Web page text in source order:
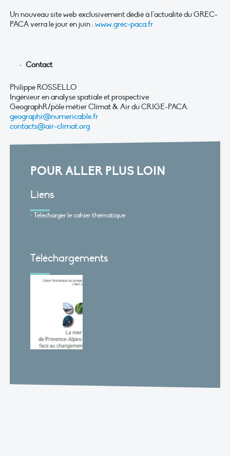
Un nouveau site web exclusivement dédié à l’actualité du GREC-
PACA verra le jour en juin :www.grec-paca.fr
Contact
Philippe ROSSELLO
Ingénieur en analyse spatiale et prospective
GeographR/pôle métier Climat & Air du CRIGE-PACA.
geographr@numericable.fr
contacts@air-climat.org
POUR ALLER PLUS LOIN
Liens
Télécharger le cahier thématique
Téléchargements